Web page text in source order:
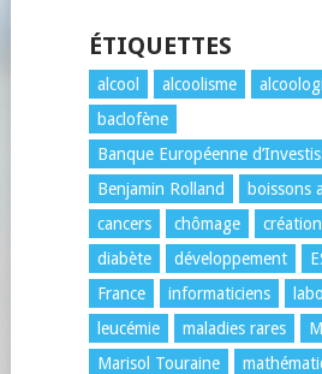
ÉTIQUETTES
alcool alcoolisme
baclofène
Banque Européenne
Benjamin Rolland
boissons
cancers
chômage
diabète
développement
France
informaticiens
leucémie
maladies rares
Marisol Touraine